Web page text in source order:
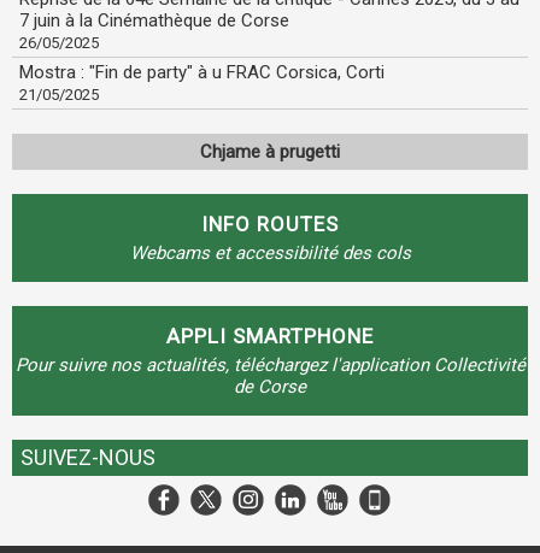
7 juin à la Cinémathèque de Corse
26/05/2025
Mostra : "Fin de party" à u FRAC Corsica, Corti
21/05/2025
Chjame à prugetti
INFO ROUTES
Webcams et accessibilité des cols
APPLI SMARTPHONE
Pour suivre nos actualités, téléchargez l'application Collectivité
de Corse
SUIVEZ-NOUS